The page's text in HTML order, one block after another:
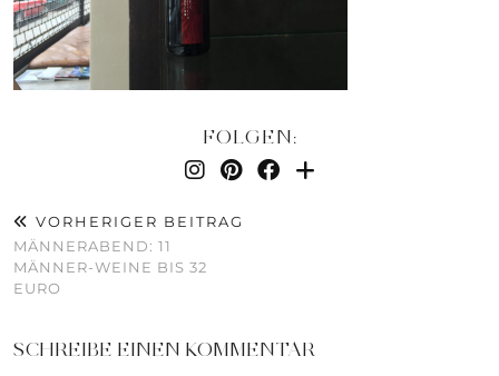
FOLGEN:
VORHERIGER BEITRAG
MÄNNERABEND: 11
MÄNNER-WEINE BIS 32
EURO
SCHREIBE EINEN KOMMENTAR